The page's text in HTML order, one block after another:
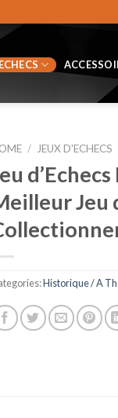
/ JEUX D'ECHECS
Jeu
Historique / A